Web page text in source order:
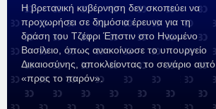
Η βρετανική κυβέρνηση δεν σκοπεύει να
προχωρήσει σε δημόσια έρευνα για τη
δράση του Τζέφρι Έπστιν στο Ηνωμένο
Βασίλειο, όπως ανακοίνωσε το υπουργείο
Δικαιοσύνης, αποκλείοντας το σενάριο αυτό
«προς το παρόν».